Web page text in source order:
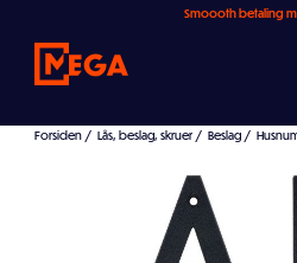
Smoooth betaling
Forsiden / Lås, beslag, skruer / Beslag /